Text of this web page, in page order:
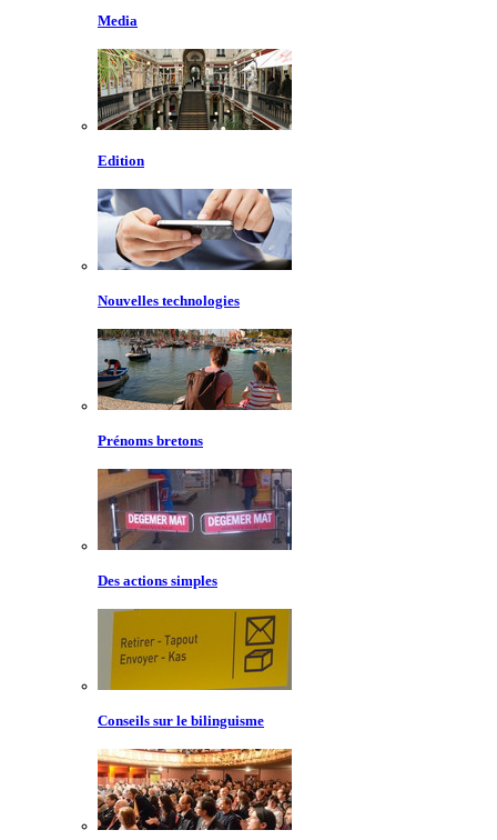
Media
Edition
Nouvelles technologies
Prénoms bretons
Des actions simples
Conseils sur le bilinguisme